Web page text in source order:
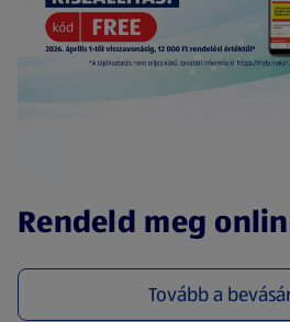
Rendeld meg
Tovább a (új